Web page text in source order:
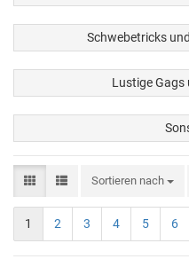
Schwebetricks
Lustige Gags
Sortieren nach
1 2 3 4 5 6